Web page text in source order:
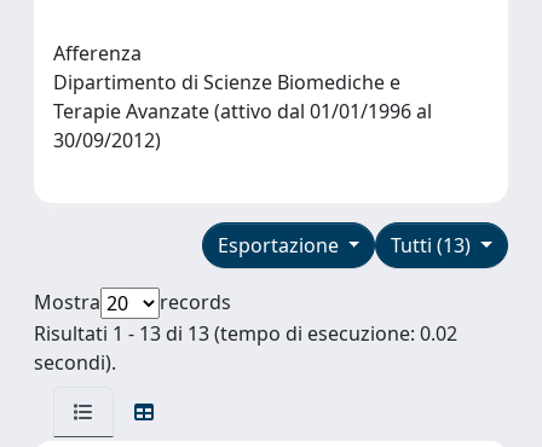
Afferenza
Dipartimento di Scienze Biomediche e
Terapie Avanzate (attivo dal 01/01/1996 al
30/09/2012)
Tutti (13)
Esportazione
Mostra
records
Risultati 1 - 13 di 13 (tempo di esecuzione: 0.02
secondi).